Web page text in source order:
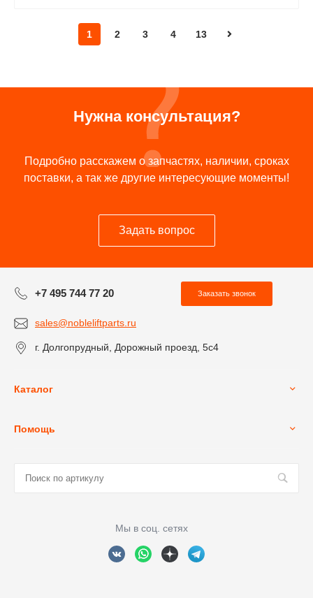
1 2 3 4 13
Нужна консультация?
Подробно расскажем о запчастях, наличии, сроках
поставки, а так же другие интересующие моменты!
Задать вопрос
+7 495 744 77 20 Заказать звонок
sales@nobleliftparts.ru
г. Долгопрудный, Дорожный проезд, 5с4
Каталог
Помощь
Мы в соц. сетях